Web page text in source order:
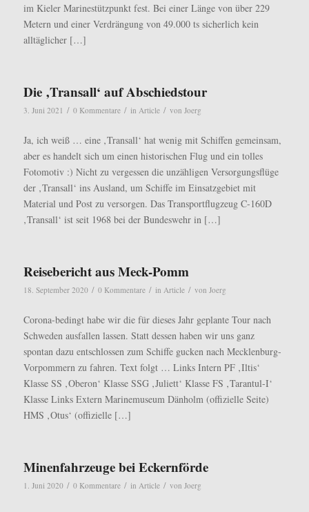
im Kieler Marinestützpunkt fest. Bei einer Länge von über 229
Metern und einer Verdrängung von 49.000 ts sicherlich kein
alltäglicher […]
Die ‚Transall‘ auf Abschiedstour
3. Juni 2021 / 0 Kommentare / in Article / von Joerg
Ja, ich weiß … eine ‚Transall‘ hat wenig mit Schiffen gemeinsam,
aber es handelt sich um einen historischen Flug und ein tolles
Fotomotiv :) Nicht zu vergessen die unzähligen Versorgungsflüge
der ‚Transall‘ ins Ausland, um Schiffe im Einsatzgebiet mit
Material und Post zu versorgen. Das Transportflugzeug C-160D
‚Transall‘ ist seit 1968 bei der Bundeswehr in […]
Reisebericht aus Meck-Pomm
18. September 2020 / 0 Kommentare / in Article / von Joerg
Corona-bedingt habe wir die für dieses Jahr geplante Tour nach
Schweden ausfallen lassen. Statt dessen haben wir uns ganz
spontan dazu entschlossen zum Schiffe gucken nach Mecklenburg-
Vorpommern zu fahren. Text folgt … Links Intern PF ‚Iltis‘
Klasse SS ‚Oberon‘ Klasse SSG ‚Juliett‘ Klasse FS ‚Tarantul-I‘
Klasse Links Extern Marinemuseum Dänholm (offizielle Seite)
HMS ‚Otus‘ (offizielle […]
Minenfahrzeuge bei Eckernförde
1. Juni 2020 / 0 Kommentare / in Article / von Joerg